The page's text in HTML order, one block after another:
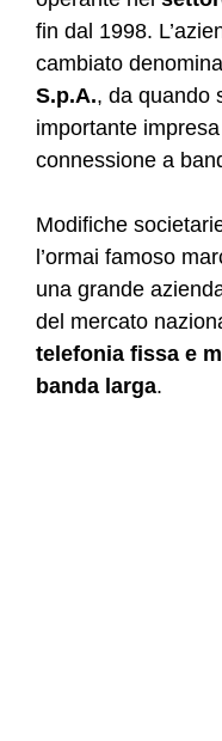
fin dal 1998.
cambiato
S.p.A., da quando
importante
connessione a
Modifiche
l’ormai famoso
una grande
del mercato
telefonia fissa e
banda larga.